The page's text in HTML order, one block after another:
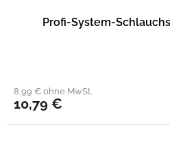
Profi-System-
8,99 € ohne MwSt.
10,79 €